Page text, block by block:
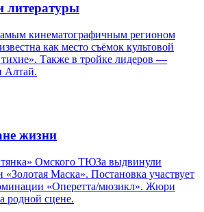
литературы
кинематографичным регионом
как место съёмок культовой
Также в тройке лидеров —
Алтай.
жизни
Омского ТЮЗа выдвинули
Маска». Постановка участвует
«Оперетта/мюзикл». Жюри
родной сцене.